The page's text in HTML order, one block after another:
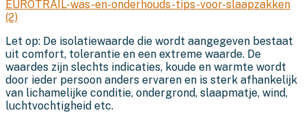
EUROTRAIL-was-en-onderhouds-tips-voor-slaapzakken
(2)
Let op: De isolatiewaarde die wordt aangegeven bestaat
uit comfort, tolerantie en een extreme waarde. De
waardes zijn slechts indicaties, koude en warmte wordt
door ieder persoon anders ervaren en is sterk afhankelijk
van lichamelijke conditie, ondergrond, slaapmatje, wind,
luchtvochtigheid etc.